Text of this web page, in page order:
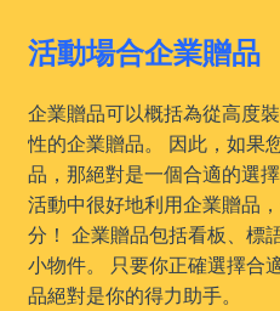
活動場合企業贈品
企業贈品可以概括為從高度
性的企業贈品。 因此，如果
品，那絕對是一個合適的選
活動中很好地利用企業贈品
分！ 企業贈品包括看板、標
小物件。 只要你正確選擇合
品絕對是你的得力助手。